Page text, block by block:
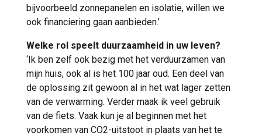
bijvoorbeeld zonnepanelen en isolatie, willen we
ook financiering gaan aanbieden.’
Welke rol speelt duurzaamheid in uw leven?
‘Ik ben zelf ook bezig met het verduurzamen van
mijn huis, ook al is het 100 jaar oud. Een deel van
de oplossing zit gewoon al in het wat lager zetten
van de verwarming. Verder maak ik veel gebruik
van de fiets. Vaak kun je al beginnen met het
voorkomen van CO2-uitstoot in plaats van het te